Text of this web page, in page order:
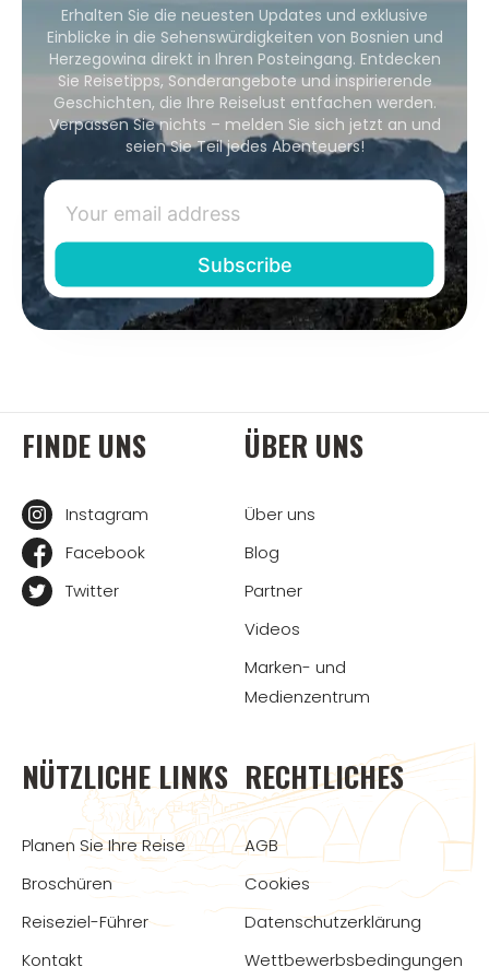
Erhalten Sie die neuesten Updates und exklusive
Einblicke in die Sehenswürdigkeiten von Bosnien und
Herzegowina direkt in Ihren Posteingang. Entdecken
Sie Reisetipps, Sonderangebote und inspirierende
Geschichten, die Ihre Reiselust entfachen werden.
Verpassen Sie nichts – melden Sie sich jetzt an und
seien Sie Teil jedes Abenteuers!
FINDE UNS
Instagram
Facebook
Twitter
ÜBER UNS
Über uns
Blog
Partner
Videos
Marken- und
Medienzentrum
NÜTZLICHE LINKS
Planen Sie Ihre Reise
Broschüren
Reiseziel-Führer
Kontakt
RECHTLICHES
AGB
Cookies
Datenschutzerklärung
Wettbewerbsbedingungen